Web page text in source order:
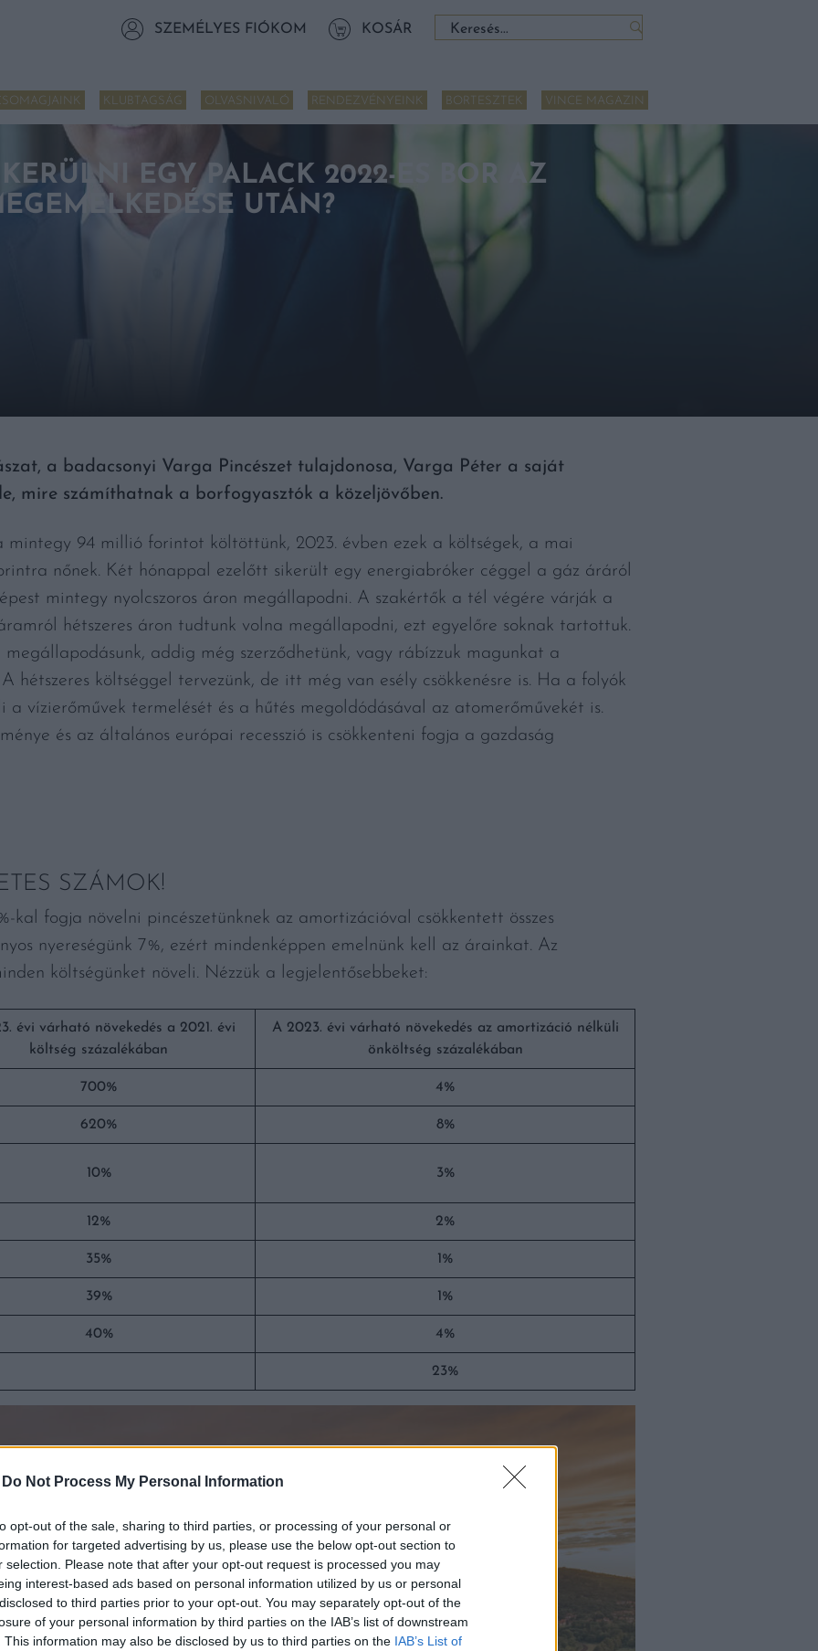
Do Not Process My Personal Information
opt-out of the sale, sharing to third parties, or processing of your personal or
for targeted advertising by us, please use the below opt-out section to
selection. Please note that after your opt-out request is processed you may
interest-based ads based on personal information utilized by us or personal
to third parties prior to your opt-out. You may separately opt-out of the
of your personal information by third parties on the IAB’s list of downstream
This information may also be disclosed by us to third parties on the IAB’s List of
SZEMÉLYES FIÓKOM KOSÁR Keresés:
KLUBTAGSÁG OLVASNIVALÓ RENDEZVÉNYEINK BORTESZTEK VINCE MAGAZIN
EGY PALACK 2022-ES BOR AZ
UTÁN?
a badacsonyi Varga Pincészet tulajdonosa, Varga Péter a saját
mire számíthatnak a borfogyasztók a közeljövőben.
mintegy 94 millió forintot költöttünk, 2023. évben ezek a költségek, a mai
nőnek. Két hónappal ezelőtt sikerült egy energiabróker céggel a gáz áráról
mintegy nyolcszoros áron megállapodni. A szakértők a tél végére várják a
hétszeres áron tudtunk volna megállapodni, ezt egyelőre soknak tartottuk.
addig még szerződhetünk, vagy rábízzuk magunkat a
hétszeres költséggel tervezünk, de itt még van esély csökkenésre is. Ha a folyók
a vízierőművek termelését és a hűtés megoldódásával az atomerőművekét is.
és az általános európai recesszió is csökkenteni fogja a gazdaság
SZÁMOK!
kal fogja növelni pincészetünknek az amortizációval csökkentett összes
nyereségünk 7%, ezért mindenképpen emelnünk kell az árainkat. Az
költségünket növeli. Nézzük a legjelentősebbeket:
évi várható növekedés a 2021. évi
költség százalékában
A 2023. évi várható növekedés az amortizáció nélküli
önköltség százalékában
700% 4%
620% 8%
10% 3%
12% 2%
35% 1%
39% 1%
40% 4%
23%